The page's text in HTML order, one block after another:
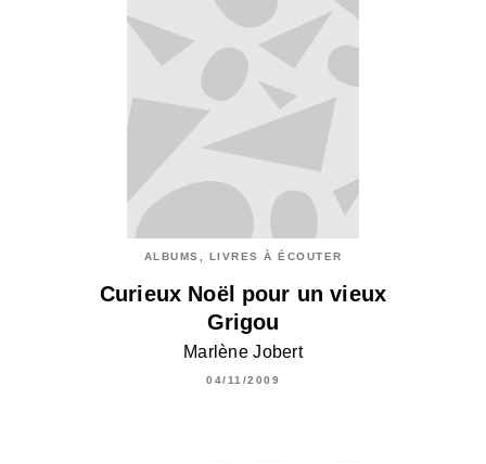
ALBUMS, LIVRES À ÉCOUTER
Curieux Noël pour un vieux
Grigou
Marlène Jobert
04/11/2009